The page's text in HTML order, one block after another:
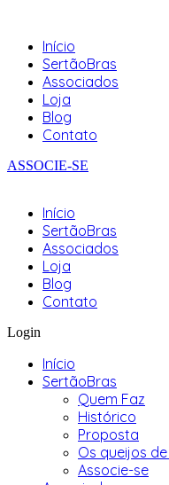
Início
SertãoBras
Associados
Loja
Blog
Contato
ASSOCIE-SE
Início
SertãoBras
Associados
Loja
Blog
Contato
Login
Início
SertãoBras
Quem Faz
Histórico
Proposta
Os queijos
Associe-se